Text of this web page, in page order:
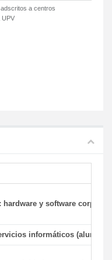
a centros
UPV
y software
informáticos (alumnos)